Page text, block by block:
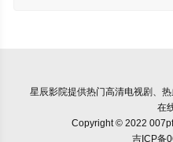
星辰影院提供热门高清电视剧、
在
Copyright © 2022
吉ICP备